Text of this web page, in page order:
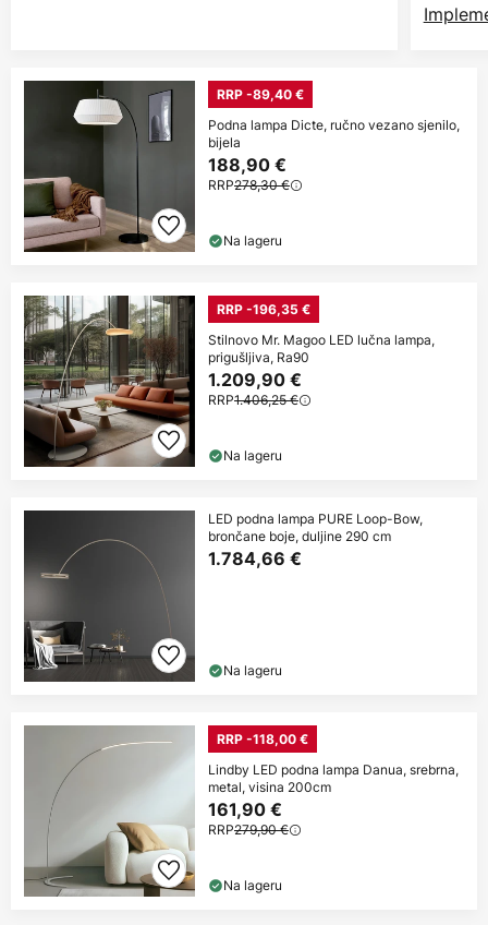
RRP -89,40 €
Podna lampa Dicte, ručno vezano sjenilo,
bijela
188,90 €
RRP278,30 €
Na lageru
RRP -196,35 €
Stilnovo Mr. Magoo LED lučna lampa,
prigušljiva, Ra90
1.209,90 €
RRP1.406,25 €
Na lageru
LED podna lampa PURE Loop-Bow,
brončane boje, duljine 290 cm
1.784,66 €
Na lageru
RRP -118,00 €
Lindby LED podna lampa Danua, srebrna,
metal, visina 200cm
161,90 €
RRP279,90 €
Na lageru